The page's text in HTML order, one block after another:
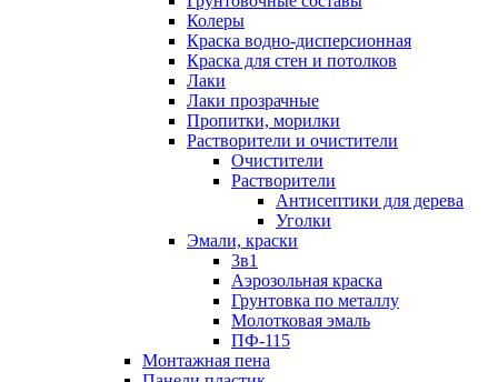
Колеры
Краска водно-дисперсионная
Краска для стен и потолков
Лаки
Лаки прозрачные
Пропитки, морилки
Растворители и очистители
Очистители
Растворители
Антисептики для дерева
Уголки
Эмали, краски
3в1
Аэрозольная краска
Грунтовка по металлу
Молотковая эмаль
ПФ-115
Монтажная пена